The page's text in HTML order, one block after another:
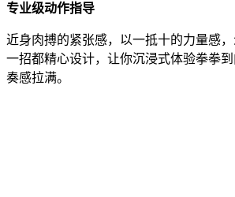
专业级动作指导
近身肉搏的紧张感，以一抵十的力量感
一招都精心设计，让你沉浸式体验拳拳
奏感拉满。